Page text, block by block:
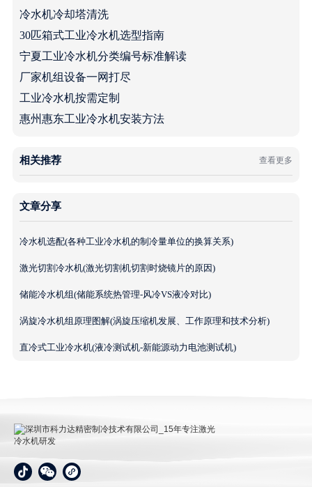
冷水机冷却塔清洗
30匹箱式工业冷水机选型指南
宁夏工业冷水机分类编号标准解读
厂家机组设备一网打尽
工业冷水机按需定制
惠州惠东工业冷水机安装方法
相关推荐 查看更多
文章分享
冷水机选配(各种工业冷水机的制冷量单位的换算关系)
激光切割冷水机(激光切割机切割时烧镜片的原因)
储能冷水机组(储能系统热管理-风冷VS液冷对比)
涡旋冷水机组原理图解(涡旋压缩机发展、工作原理和技术分析)
直冷式工业冷水机(液冷测试机-新能源动力电池测试机)
深圳市科力达精密制冷技术有限公司_15年专注激光冷
水机研发